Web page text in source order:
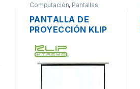
Computación, Pantallas
PANTALLA DE
PROYECCIÓN KLIP
MANUAL PLEGABLE
200 X 150 CM (100